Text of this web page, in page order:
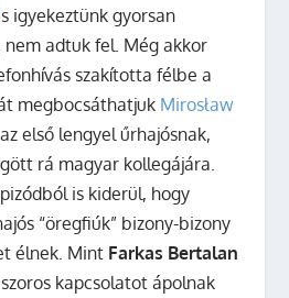
igyekeztünk gyorsan
adtuk fel. Még akkor
szakította félbe a
megbocsáthatjuk Mirosław
első lengyel űrhajósnak,
rá magyar kollegájára.
is kiderül, hogy
“öregfiúk” bizony-bizony
élnek. Mint Farkas Bertalan
kapcsolatot ápolnak